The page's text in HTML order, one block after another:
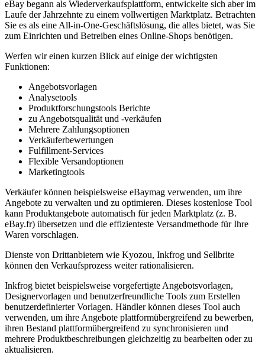
eBay begann als Wiederverkaufsplattform, entwickelte sich aber im
Laufe der Jahrzehnte zu einem vollwertigen Marktplatz. Betrachten
Sie es als eine All-in-One-Geschäftslösung, die alles bietet, was Sie
zum Einrichten und Betreiben eines Online-Shops benötigen.
Werfen wir einen kurzen Blick auf einige der wichtigsten
Funktionen:
Angebotsvorlagen
Analysetools
Produktforschungstools Berichte
zu Angebotsqualität und -verkäufen
Mehrere Zahlungsoptionen
Verkäuferbewertungen
Fulfillment-Services
Flexible Versandoptionen
Marketingtools
Verkäufer können beispielsweise eBaymag verwenden, um ihre
Angebote zu verwalten und zu optimieren. Dieses kostenlose Tool
kann Produktangebote automatisch für jeden Marktplatz (z. B.
eBay.fr) übersetzen und die effizienteste Versandmethode für Ihre
Waren vorschlagen.
Dienste von Drittanbietern wie Kyozou, Inkfrog und Sellbrite
können den Verkaufsprozess weiter rationalisieren.
Inkfrog bietet beispielsweise vorgefertigte Angebotsvorlagen,
Designervorlagen und benutzerfreundliche Tools zum Erstellen
benutzerdefinierter Vorlagen. Händler können dieses Tool auch
verwenden, um ihre Angebote plattformübergreifend zu bewerben,
ihren Bestand plattformübergreifend zu synchronisieren und
mehrere Produktbeschreibungen gleichzeitig zu bearbeiten oder zu
aktualisieren.